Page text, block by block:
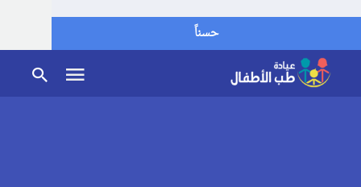
حسناً